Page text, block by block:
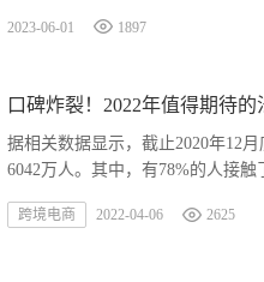
2023-06-01 1897
口碑炸裂！2022年值得期待
据相关数据显示，截止2020年12
6042万人。其中，有78%的人接
跨境电商 2022-04-06 2625